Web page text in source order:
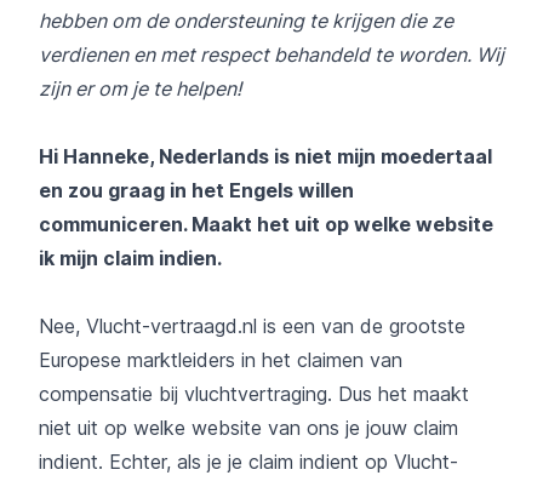
hebben om de ondersteuning te krijgen die ze
verdienen en met respect behandeld te worden. Wij
zijn er om je te helpen!
Hi Hanneke, Nederlands is niet mijn moedertaal
en zou graag in het Engels willen
communiceren. Maakt het uit op welke website
ik mijn claim indien.
Nee, Vlucht-vertraagd.nl is een van de grootste
Europese marktleiders in het claimen van
compensatie bij vluchtvertraging. Dus het maakt
niet uit op welke website van ons je jouw claim
indient. Echter, als je je claim indient op Vlucht-